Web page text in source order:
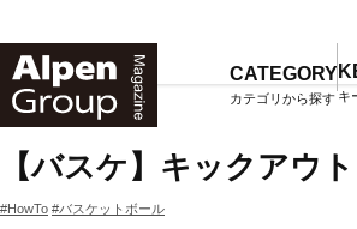
CATEGORY
カテゴリから探す キ
TOP マガジン一覧
【バスケ】キックアウ
#HowTo #バスケットボール